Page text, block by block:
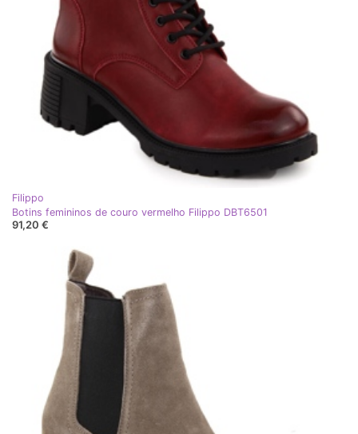
Filippo
Botins femininos de couro vermelho Filippo DBT6501
91,20 €